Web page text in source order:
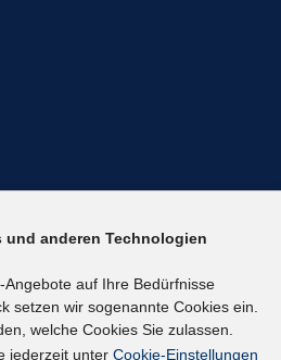
und anderen Technologien
auf Ihre Bedürfnisse
setzen wir sogenannte Cookies ein.
welche Cookies Sie zulassen.
jederzeit unter Cookie-Einstellungen